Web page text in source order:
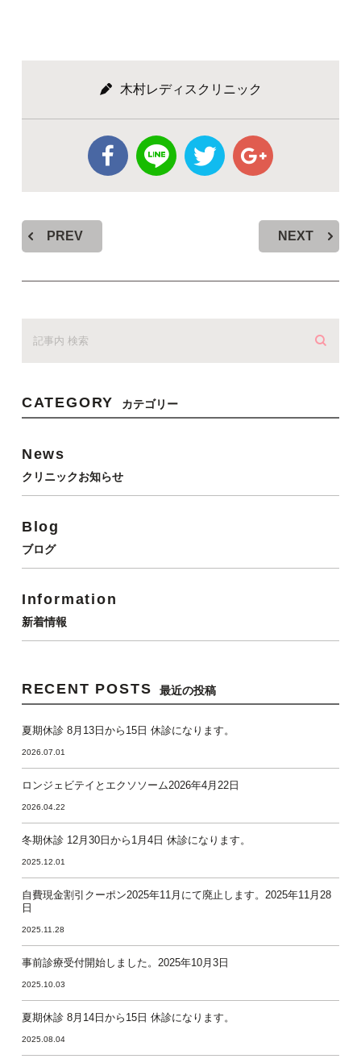
木村レディスクリニック
PREV NEXT
CATEGORY カテゴリー
News
クリニックお知らせ
Blog
ブログ
Information
新着情報
RECENT POSTS 最近の投稿
夏期休診 8月13日から15日 休診になります。
2026.07.01
ロンジェビテイとエクソソーム2026年4月22日
2026.04.22
冬期休診 12月30日から1月4日 休診になります。
2025.12.01
自費現金割引クーポン2025年11月にて廃止します。2025年11月28
日
2025.11.28
事前診療受付開始しました。2025年10月3日
2025.10.03
夏期休診 8月14日から15日 休診になります。
2025.08.04